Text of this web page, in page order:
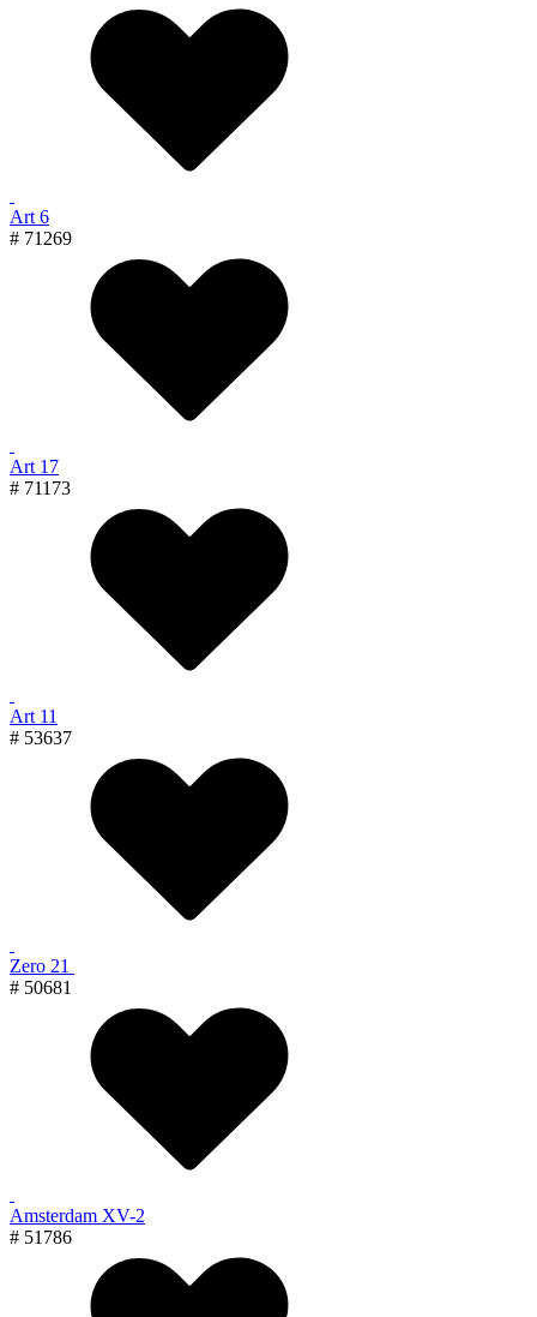
Art 6
# 71269
Art 17
# 71173
Art 11
# 53637
Zero 21
# 50681
Amsterdam XV-2
# 51786